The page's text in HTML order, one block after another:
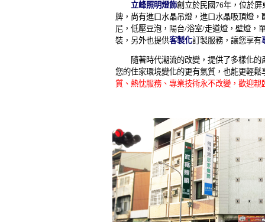
立峰照明燈飾創立於民國76年，位於
牌，尚有進口水晶吊燈，進口水晶吸頂燈
尼，低壓豆泡，陽台/浴室/走道燈，壁燈，
裝，另外也提供客製化訂製服務，讓您享有
隨著時代潮流的改變，提供了多樣化的
您的住家環境變化的更有氣質，也能更輕鬆
質、熱忱服務、專業技術永不改變，歡迎親